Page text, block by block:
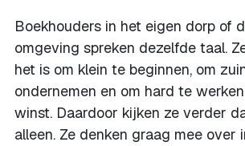
Boekhouders in het eigen dorp of
omgeving spreken dezelfde taal.
het is om klein te beginnen, om
ondernemen en om hard te
winst. Daardoor kijken ze verder
alleen. Ze denken graag mee over